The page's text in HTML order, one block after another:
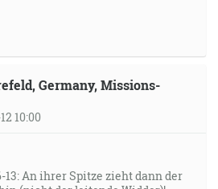
Germany, Missions-
10:00
13: An ihrer Spitze zieht dann der